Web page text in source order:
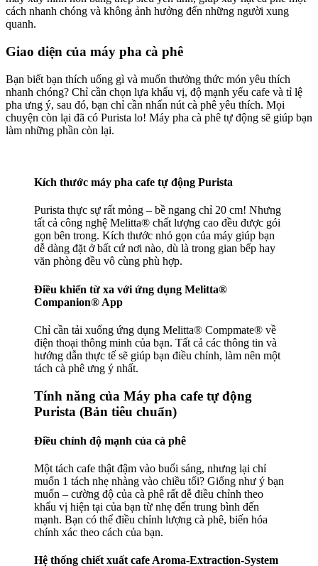
cách nhanh chóng và không ảnh hưởng đến những người xung
quanh.
Giao diện của máy pha cà phê
Bạn biết bạn thích uống gì và muốn thưởng thức món yêu thích
nhanh chóng? Chỉ cần chọn lựa khẩu vị, độ mạnh yếu cafe và tỉ lệ
pha ưng ý, sau đó, bạn chỉ cần nhấn nút cà phê yêu thích. Mọi
chuyện còn lại đã có Purista lo! Máy pha cà phê tự động sẽ giúp bạn
làm những phần còn lại.
Kích thước máy pha cafe tự động Purista
Purista thực sự rất mỏng – bề ngang chỉ 20 cm! Nhưng
tất cả công nghệ Melitta® chất lượng cao đều được gói
gọn bên trong. Kích thước nhỏ gọn của máy giúp bạn
dễ dàng đặt ở bất cứ nơi nào, dù là trong gian bếp hay
văn phòng đều vô cùng phù hợp.
Điều khiển từ xa với ứng dụng Melitta®
Companion® App
Chỉ cần tải xuống ứng dụng Melitta® Compmate® về
điện thoại thông minh của bạn. Tất cả các thông tin và
hướng dẫn thực tế sẽ giúp bạn điều chỉnh, làm nên một
tách cà phê ưng ý nhất.
Tính năng của Máy pha cafe tự động
Purista (Bản tiêu chuẩn)
Điều chỉnh độ mạnh của cà phê
Một tách cafe thật đậm vào buổi sáng, nhưng lại chỉ
muốn 1 tách nhẹ nhàng vào chiều tối? Giống như ý bạn
muốn – cường độ của cà phê rất dễ điều chỉnh theo
khẩu vị hiện tại của bạn từ nhẹ đến trung bình đến
mạnh. Bạn có thể điều chỉnh lượng cà phê, biến hóa
chính xác theo cách của bạn.
Hệ thống chiết xuất cafe Aroma-Extraction-System